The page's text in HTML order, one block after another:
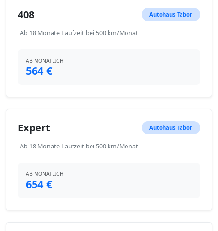
408 Autohaus Tabor
Ab 18 Monate Laufzeit bei 500 km/Monat
AB MONATLICH
564 €
Expert Autohaus Tabor
Ab 18 Monate Laufzeit bei 500 km/Monat
AB MONATLICH
654 €